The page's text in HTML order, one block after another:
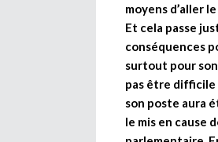
moyens d’aller
Et cela passe
conséquences
surtout pour
pas être difficile
son poste aura
le mis en cause